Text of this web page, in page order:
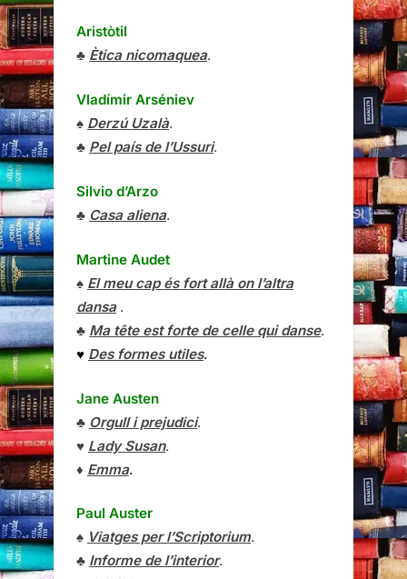
Aristòtil
♣ Ètica nicomaquea.
Vladímir Arséniev
♠ Derzú Uzalà.
♣ Pel país de l’Ussuri.
Silvio d’Arzo
♣ Casa aliena.
Martine Audet
♠ El meu cap és fort allà on l’altra
dansa.
♣ Ma tête est forte de celle qui danse.
♥ Des formes utiles.
Jane Austen
♣ Orgull i prejudici.
♥ Lady Susan.
♦ Emma.
Paul Auster
♠ Viatges per l’Scriptorium.
♣ Informe de l’interior.